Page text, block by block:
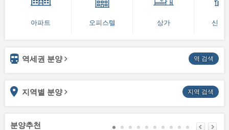
아파트 오피스텔 상가 신축
역세권 분양 역 검색
지역별 분양 지역 검색
분양추천